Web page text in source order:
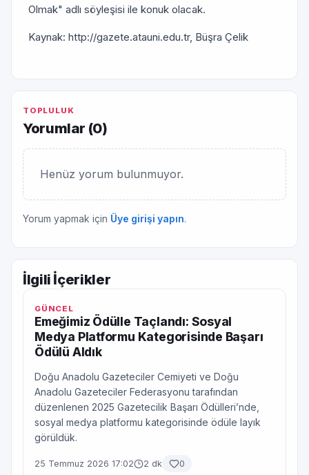
Olmak" adlı söyleşisi ile konuk olacak.
Kaynak: http://gazete.atauni.edu.tr, Büşra Çelik
TOPLULUK
Yorumlar (0)
Henüz yorum bulunmuyor.
Yorum yapmak için Üye girişi yapın.
İlgili İçerikler
GÜNCEL
Emeğimiz Ödülle Taçlandı: Sosyal
Medya Platformu Kategorisinde Başarı
Ödülü Aldık
Doğu Anadolu Gazeteciler Cemiyeti ve Doğu
Anadolu Gazeteciler Federasyonu tarafından
düzenlenen 2025 Gazetecilik Başarı Ödülleri’nde,
sosyal medya platformu kategorisinde ödüle layık
görüldük.
25 Temmuz 2026 17:02 2 dk 0